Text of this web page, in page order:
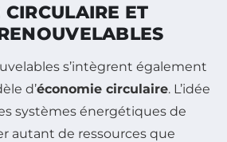
ET
s’intègrent également
d’économie circulaire. L’idée
systèmes énergétiques de
autant de ressources que